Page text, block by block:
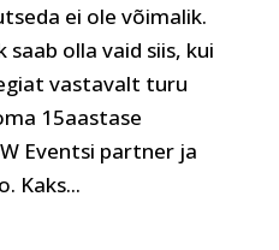
ei ole võimalik.
saab olla vaid siis, kui
vastavalt turu
15aastase
Eventsi partner ja
Kaks...